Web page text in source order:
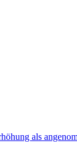
als